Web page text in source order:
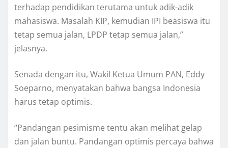
terhadap pendidikan terutama untuk adik-adik
mahasiswa. Masalah KIP, kemudian IPI beasiswa itu
tetap semua jalan, LPDP tetap semua jalan,”
jelasnya.
Senada dengan itu, Wakil Ketua Umum PAN, Eddy
Soeparno, menyatakan bahwa bangsa Indonesia
harus tetap optimis.
“Pandangan pesimisme tentu akan melihat gelap
dan jalan buntu. Pandangan optimis percaya bahwa